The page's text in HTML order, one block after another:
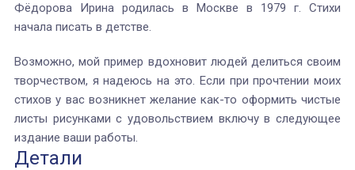
Фёдорова Ирина родилась в Москве в 1979 г. Стихи
начала писать в детстве.
Возможно, мой пример вдохновит людей делиться своим
творчеством, я надеюсь на это. Если при прочтении моих
стихов у вас возникнет желание как-то оформить чистые
листы рисунками с удовольствием включу в следующее
издание ваши работы.
Детали